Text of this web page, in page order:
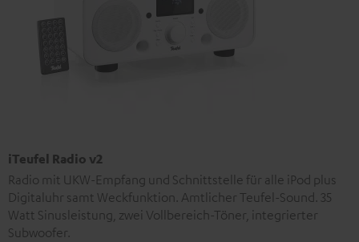
iTeufel Radio v2
Radio mit UKW-Empfang und Schnittstelle für alle iPod plus
Digitaluhr samt Weckfunktion. Amtlicher Teufel-Sound. 35
Watt Sinusleistung, zwei Vollbereich-Töner, integrierter
Subwoofer.